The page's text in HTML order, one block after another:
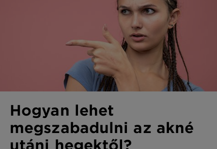
Hogyan lehet
megszabadulni az akné
utáni hegektől?